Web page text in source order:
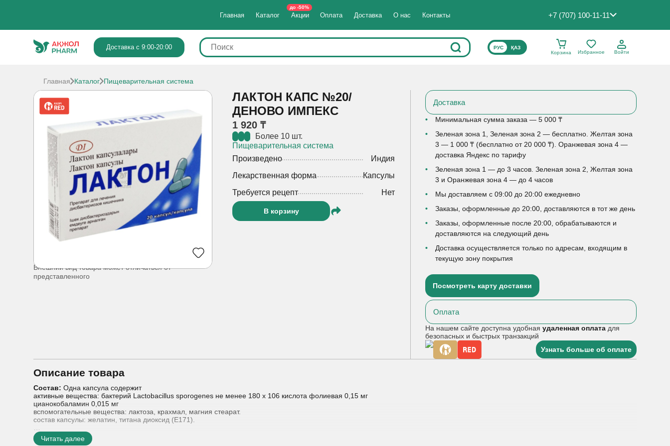
Главная Каталог Акции
до -50%
Оплата Доставка О нас Контакты +7 (707) 100-11-11
Доставка с 9:00-20:00 ВЫБЕРИТЕ ЯЗЫК САЙТА
РУС
ҚАЗ
Корзина
Избранное Войти
Главная Каталог Пищеварительная система
Внешний вид товара может отличаться от
представленного
ЛАКТОН КАПС №20/
ДЕНОВО ИМПЕКС
1 920 ₸
Более 10 шт.
Пищеварительная система
Произведено
Индия
Лекарственная форма
Капсулы
Требуется рецепт
Нет
В корзину
Доставка
Минимальная сумма заказа — 5 000 ₸
Зеленая зона 1, Зеленая зона 2 — бесплатно. Желтая зона
3 — 1 000 ₸ (бесплатно от 20 000 ₸). Оранжевая зона 4 —
доставка Яндекс по тарифу
Зеленая зона 1 — до 3 часов. Зеленая зона 2, Желтая зона
3 и Оранжевая зона 4 — до 4 часов
Мы доставляем с 09:00 до 20:00 ежедневно
Заказы, оформленные до 20:00, доставляются в тот же день
Заказы, оформленные после 20:00, обрабатываются и
доставляются на следующий день
Доставка осуществляется только по адресам, входящим в
текущую зону покрытия
Посмотреть карту доставки
Оплата
На нашем сайте доступна удобнаяудаленная оплата для
безопасных и быстрых транзакций
Узнать больше об оплате
Описание товара
Состав: Одна капсула содержит
активные вещества: бактерий Lactobacillus sporogenes не менее 180 х 106 кислота фолиевая 0,15 мг
цианокобаламин 0,015 мг
вспомогательные вещества: лактоза, крахмал, магния стеарат.
состав капсулы: желатин, титана диоксид (Е171).
Показания к применению:
- нарушения физиологической флоры кишечника во время и после лечения антибиотиками, сульфаниламидами, лучевой терапии
Читать далее